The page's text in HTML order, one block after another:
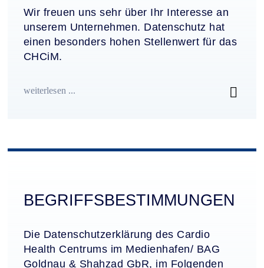
Wir freuen uns sehr über Ihr Interesse an
unserem Unternehmen. Datenschutz hat
einen besonders hohen Stellenwert für das
CHCiM.
weiterlesen ...
BEGRIFFS­BESTIMMUNGEN
Die Datenschutzerklärung des Cardio
Health Centrums im Medienhafen/ BAG
Goldnau & Shahzad GbR, im Folgenden